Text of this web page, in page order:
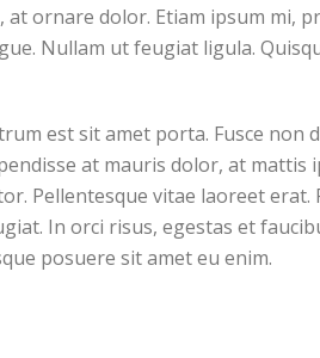
ornare dolor. Etiam ipsum mi,
Nullam ut feugiat ligula.
est sit amet porta. Fusce non
at mauris dolor, at mattis
Pellentesque vitae laoreet erat.
In orci risus, egestas et
posuere sit amet eu enim.